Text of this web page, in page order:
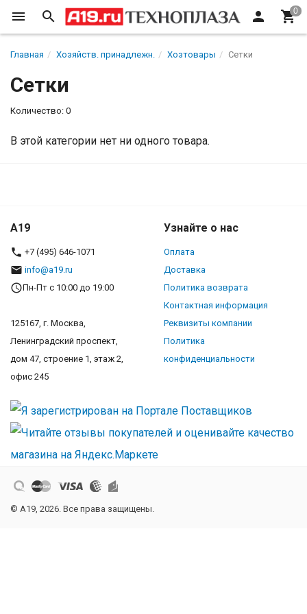
Главная Хозяйств. принадлежн. Хозтовары Сетки
Сетки
Количество: 0
В этой категории нет ни одного товара.
A19
+7 (495) 646-1071
info@a19.ru
Пн-Пт с 10:00 до 19:00
125167, г. Москва,
Ленинградский проспект,
дом 47, строение 1, этаж 2,
офис 245
Узнайте о нас
Оплата
Доставка
Политика возврата
Контактная информация
Реквизиты компании
Политика
конфиденциальности
© A19, 2026. Все права защищены.